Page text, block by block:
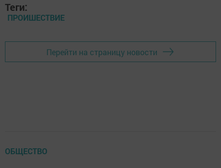
Теги:
ПРОИШЕСТВИЕ
Перейти на страницу новости
ОБЩЕСТВО